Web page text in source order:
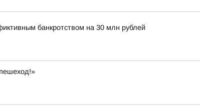
банкротством на 30 млн рублей